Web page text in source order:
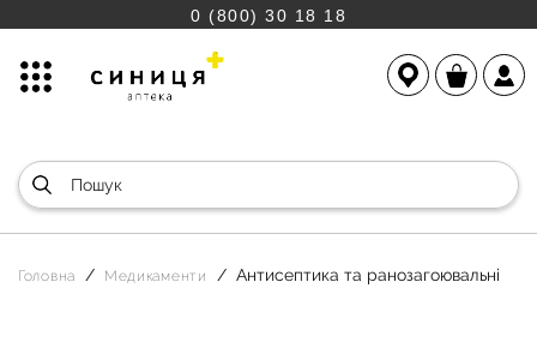
0 (800) 30 18 18
Головна Медикаменти Антисептика та ранозагоювальні